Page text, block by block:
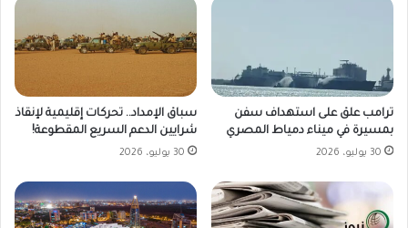
ترامب علق على استهداف سفن
بمسيرة في ميناء دمياط المصري
30 يوليو، 2026
سباق الإمداد.. تحركات إقليمية لإنقاذ
شرايين الدعم السريع المقطوعة!
30 يوليو، 2026